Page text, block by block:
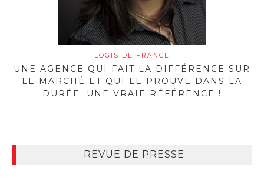
LOGIS DE FRANCE
UNE AGENCE QUI FAIT LA DIFFÉRENCE SUR
LE MARCHÉ ET QUI LE PROUVE DANS LA
DURÉE. UNE VRAIE RÉFÉRENCE !
REVUE DE PRESSE